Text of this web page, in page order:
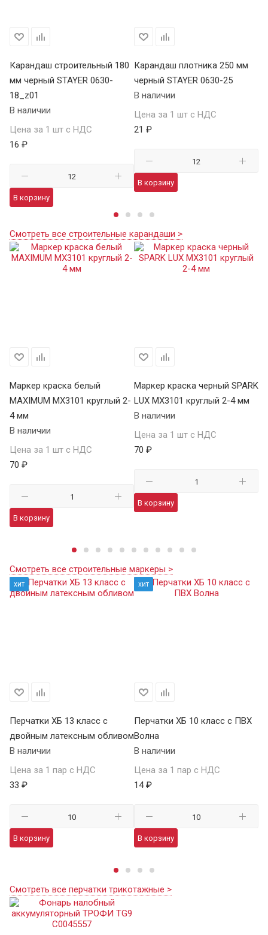
Карандаш строительный 180
мм черный STAYER 0630-
18_z01
В наличии
Цена за 1 шт с НДС
16 ₽
В корзину
Карандаш плотника 250 мм
черный STAYER 0630-25
В наличии
Цена за 1 шт с НДС
21 ₽
В корзину
Смотреть все строительные карандаши >
Маркер краска белый
MAXIMUM MX3101 круглый 2-
4 мм
В наличии
Цена за 1 шт с НДС
70 ₽
В корзину
Маркер краска черный SPARK
LUX MX3101 круглый 2-4 мм
В наличии
Цена за 1 шт с НДС
70 ₽
В корзину
Смотреть все строительные маркеры >
хит
Перчатки ХБ 13 класс с
двойным латексным обливом
В наличии
Цена за 1 пар с НДС
33 ₽
В корзину
хит
Перчатки ХБ 10 класс с ПВХ
Волна
В наличии
Цена за 1 пар с НДС
14 ₽
В корзину
Смотреть все перчатки трикотажные >